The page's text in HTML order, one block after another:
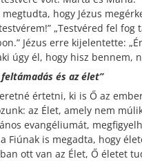
hogy Jézus
„Testvéred fel
Jézus erre kijelentette:
úgy él, hogy hisz bennem,
és az élet”
értetni, ki is Ő az
az Élet, amely nem
evangéliumát,
Fiúnak is megadta, hogy
ott van az Élet, Ő életet